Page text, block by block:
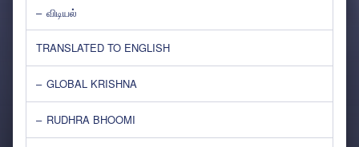
விடியல்
TRANSLATED TO ENGLISH
GLOBAL KRISHNA
RUDHRA BHOOMI